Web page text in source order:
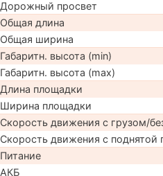
Дорожный просвет
Общая длина
Общая ширина
Габаритн. высота (min)
Габаритн. высота (max)
Длина площадки
Ширина площадки
Скорость движения с грузом/
Скорость движения с поднятой
Питание
АКБ